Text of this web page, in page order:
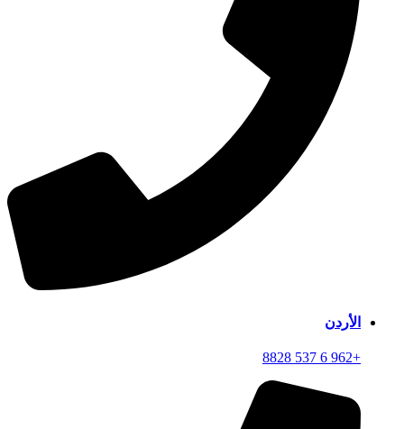
الأردن
+962 6 537 8828